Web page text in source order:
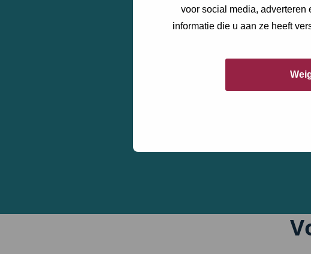
voor social media, adverteren
informatie die u aan ze heeft